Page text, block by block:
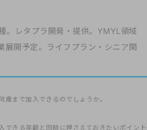
。レタプラ開発・提供。YMYL領域
展開予定。ライフプラン・シニア関
まで加入できるのでしょうか。
できる年齢と同時に押さえておきたいポイント